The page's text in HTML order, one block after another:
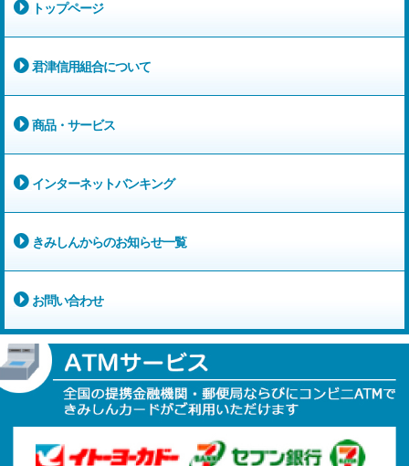
トップページ
君津信用組合について
商品・サービス
インターネットバンキング
きみしんからのお知らせ一覧
お問い合わせ